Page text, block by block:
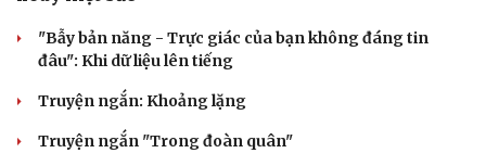
"Bẫy bản năng - Trực giác của bạn không đáng tin
đâu": Khi dữ liệu lên tiếng
Truyện ngắn: Khoảng lặng
Truyện ngắn "Trong đoàn quân"